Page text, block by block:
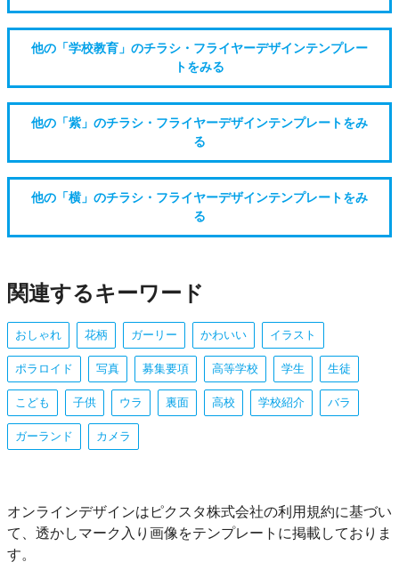
他の「学校教育」のチラシ・フライヤーデザインテンプレー
トをみる
他の「紫」のチラシ・フライヤーデザインテンプレートをみ
る
他の「横」のチラシ・フライヤーデザインテンプレートをみ
る
関連するキーワード
おしゃれ 花柄 ガーリー かわいい イラスト
ポラロイド 写真 募集要項 高等学校 学生 生徒
こども 子供 ウラ 裏面 高校 学校紹介 バラ
ガーランド カメラ
オンラインデザインはピクスタ株式会社の利用規約に基づい
て、透かしマーク入り画像をテンプレートに掲載しておりま
す。